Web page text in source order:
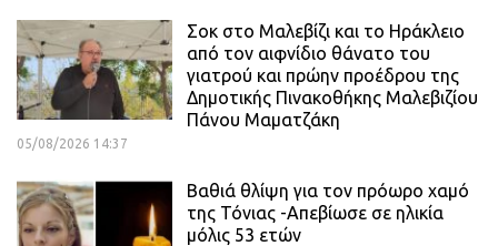
Σοκ στο Μαλεβίζι και το Ηράκλειο
από τον αιφνίδιο θάνατο του
γιατρού και πρώην προέδρου της
Δημοτικής Πινακοθήκης Μαλεβιζίου
Πάνου Μαματζάκη
05/08/2026 14:37
Βαθιά θλίψη για τον πρόωρο χαμό
της Τόνιας -Απεβίωσε σε ηλικία
μόλις 53 ετών